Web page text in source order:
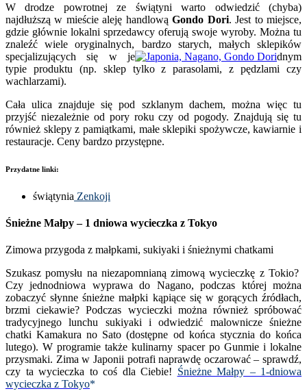
W drodze powrotnej ze świątyni warto odwiedzić (chyba)
najdłuższą w mieście aleję handlowąGondo Dori. Jest to miejsce,
gdzie głównie lokalni sprzedawcy oferują swoje wyroby. Można tu
znaleźć wiele oryginalnych, bardzo starych, małych sklepików
specjalizujących się w je
dnym
typie produktu (np. sklep tylko z parasolami, z pędzlami czy
wachlarzami).
Cała ulica znajduje się pod szklanym dachem, można więc tu
przyjść niezależnie od pory roku czy od pogody. Znajdują się tu
również sklepy z pamiątkami, małe sklepiki spożywcze, kawiarnie i
restauracje. Ceny bardzo przystępne.
Przydatne linki:
świątynia Zenkoji
Śnieżne Małpy – 1 dniowa wycieczka z Tokyo
Zimowa przygoda z małpkami, sukiyaki i śnieżnymi chatkami
Szukasz pomysłu na niezapomnianą zimową wycieczkę z Tokio?
Czy jednodniowa wyprawa do Nagano, podczas której można
zobaczyć słynne śnieżne małpki kąpiące się w gorących źródłach,
brzmi ciekawie? Podczas wycieczki można również spróbować
tradycyjnego lunchu sukiyaki i odwiedzić malownicze śnieżne
chatki Kamakura no Sato (dostępne od końca stycznia do końca
lutego). W programie także kulinarny spacer po Gunmie i lokalne
przysmaki. Zima w Japonii potrafi naprawdę oczarować – sprawdź,
czy ta wycieczka to coś dla Ciebie! Śnieżne Małpy – 1-dniowa
wycieczka z Tokyo*